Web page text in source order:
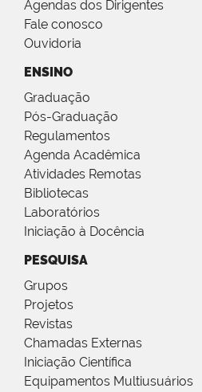
Agendas dos Dirigentes
Fale conosco
Ouvidoria
ENSINO
Graduação
Pós-Graduação
Regulamentos
Agenda Acadêmica
Atividades Remotas
Bibliotecas
Laboratórios
Iniciação à Docência
PESQUISA
Grupos
Projetos
Revistas
Chamadas Externas
Iniciação Científica
Equipamentos Multiusuários